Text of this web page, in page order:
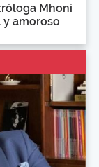
Mhoni
amoroso